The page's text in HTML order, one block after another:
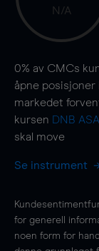
N/A
0% av CMCs
åpne posisjoner
markedet
kursen DNB
skal move
Se instrument
for generell
noen form for